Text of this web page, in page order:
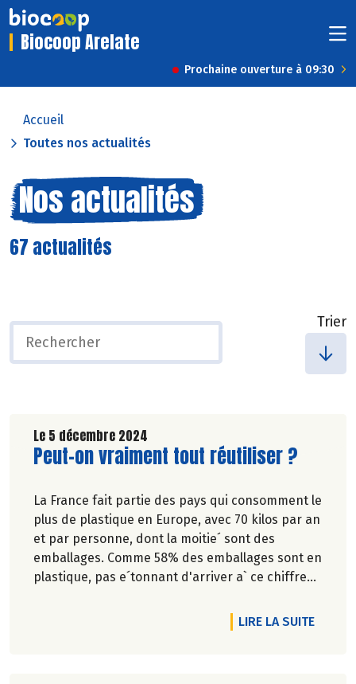
Biocoop Arelate
Prochaine ouverture à 09:30
Accueil
Toutes nos actualités
Nos actualités
67 actualités
Trier
Le 5 décembre 2024
Lire la suite de l'article
Peut-on vraiment tout réutiliser ?
La France fait partie des pays qui consomment le
plus de plastique en Europe, avec 70 kilos par an
et par personne, dont la moitie´ sont des
emballages. Comme 58% des emballages sont en
plastique, pas e´tonnant d'arriver a` ce chiffre
jete´s chaque anne´e par les Franc¸ais etLIRE LA SUITEDE